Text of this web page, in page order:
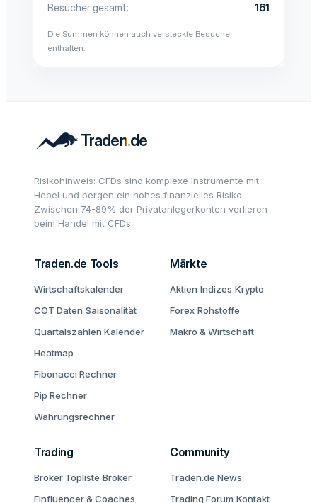
Besucher gesamt
161
Die Summen können auch versteckte Besucher
enthalten.
Risikohinweis: CFDs sind komplexe Instrumente mit
Hebel und bergen ein hohes finanzielles Risiko.
Zwischen 74-89% der Privatanlegerkonten verlieren
beim Handel mit CFDs.
Traden.de Tools
Wirtschaftskalender
COT Daten Saisonalität
Quartalszahlen Kalender
Heatmap
Fibonacci Rechner
Pip Rechner
Währungsrechner
Märkte
Aktien Indizes Krypto
Forex Rohstoffe
Makro & Wirtschaft
Trading
Broker Topliste Broker
Finfluencer & Coaches
Community
Traden.de News
Trading Forum Kontakt